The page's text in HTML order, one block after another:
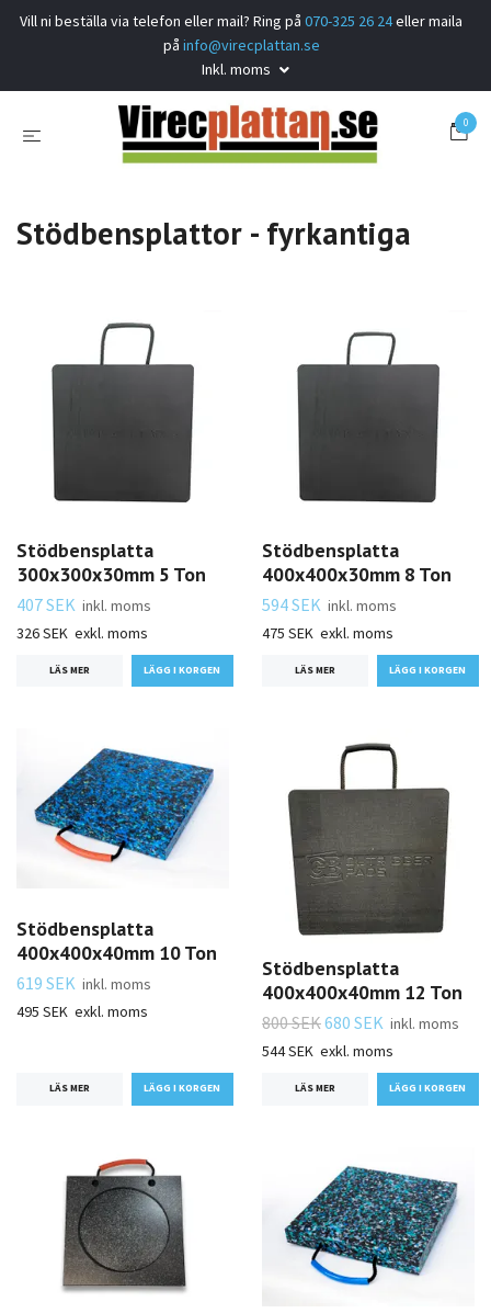
Vill ni beställa via telefon eller mail? Ring på 070-325 26 24eller maila
på info@virecplattan.se
Inkl. moms
0
Stödbensplattor - fyrkantiga
Stödbensplatta
300x300x30mm 5 Ton
407 SEK inkl. moms
326 SEK exkl. moms
LÄS MER
Stödbensplatta
400x400x30mm 8 Ton
594 SEK inkl. moms
475 SEK exkl. moms
LÄS MER
Stödbensplatta
400x400x40mm 10 Ton
619 SEK inkl. moms
495 SEK exkl. moms
LÄS MER
Stödbensplatta
400x400x40mm 12 Ton
800 SEK680 SEK inkl. moms
544 SEK exkl. moms
LÄS MER